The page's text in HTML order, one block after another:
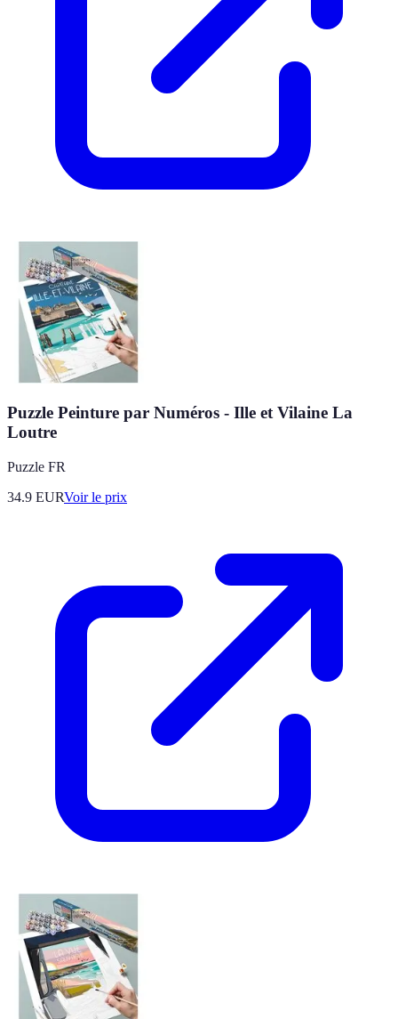
Puzzle Peinture par Numéros - Ille et Vilaine La
Loutre
Puzzle FR
34.9 EURVoir le prix